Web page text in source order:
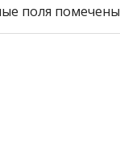
поля помечены